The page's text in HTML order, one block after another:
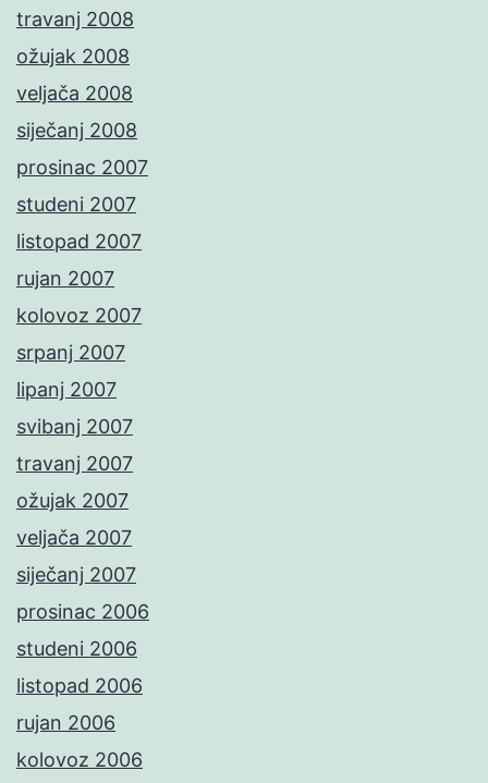
travanj 2008
ožujak 2008
veljača 2008
siječanj 2008
prosinac 2007
studeni 2007
listopad 2007
rujan 2007
kolovoz 2007
srpanj 2007
lipanj 2007
svibanj 2007
travanj 2007
ožujak 2007
veljača 2007
siječanj 2007
prosinac 2006
studeni 2006
listopad 2006
rujan 2006
kolovoz 2006